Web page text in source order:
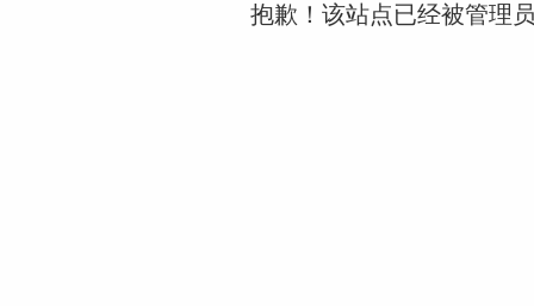
抱歉！该站点已经被管理